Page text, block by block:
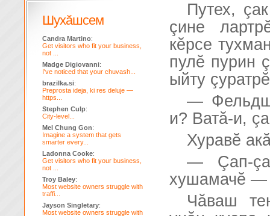
Путех,
çине
кĕрсе
пулĕ пурин
ыйту
—
и? Ватă-и,
Хуравĕ
— Çап-
хушамачĕ —
Чăваш
Шухăшсем
Candra Martino:
Get visitors who fit your business,
not ...
Madge Digiovanni:
I've noticed that your chuvash...
brazilka.si:
Preprosta ideja, ki res deluje —
https...
Stephen Culp:
City-level...
Mel Chung Gon:
Imagine a system that gets
smarter every...
Ladonna Cooke:
Get visitors who fit your business,
not ...
Troy Baley:
Most website owners struggle with
traffi...
Jayson Singletary:
Most website owners struggle with